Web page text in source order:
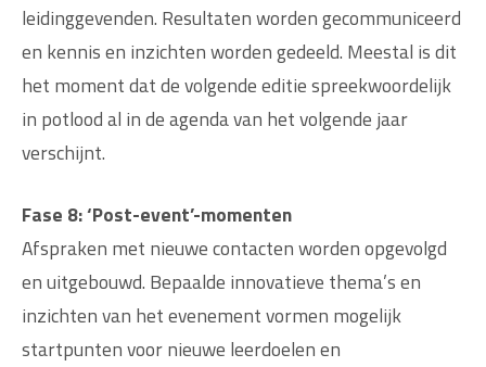
leidinggevenden. Resultaten worden gecommuniceerd
en kennis en inzichten worden gedeeld. Meestal is dit
het moment dat de volgende editie spreekwoordelijk
in potlood al in de agenda van het volgende jaar
verschijnt.
Fase 8: ‘Post-event’-momenten
Afspraken met nieuwe contacten worden opgevolgd
en uitgebouwd. Bepaalde innovatieve thema’s en
inzichten van het evenement vormen mogelijk
startpunten voor nieuwe leerdoelen en